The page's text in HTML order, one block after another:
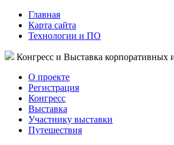
Главная
Карта сайта
Технологии и ПО
Конгресс и Выставка
О проекте
Регистрация
Конгресс
Выставка
Участнику выставки
Путешествия